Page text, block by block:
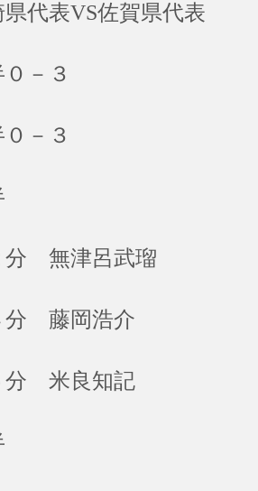
県代表VS佐賀県代表
－３
－３
分 無津呂武瑠
分 藤岡浩介
分 米良知記